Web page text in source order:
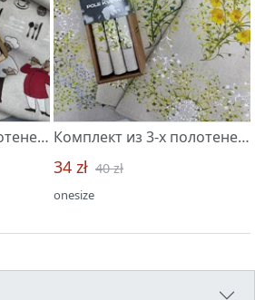
Комплект из 3-х полотенец 45*60 "Поворята new -3" Комплект из 3-х полотенец 45*60 "Полевые цветы-3 МИНИ"
34 zł 40 zł
onesize